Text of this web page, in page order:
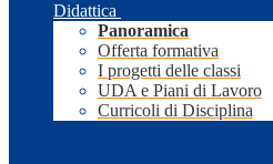
Didattica
Panoramica
Offerta formativa
I progetti delle classi
UDA e Piani di Lavoro
Curricoli di Disciplina